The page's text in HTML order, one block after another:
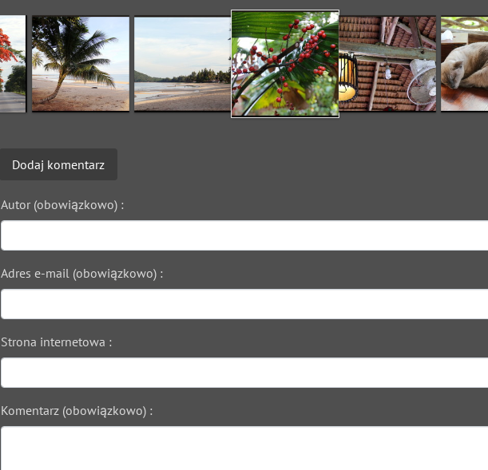
Dodaj komentarz
Autor (obowiązkowo) :
Adres e-mail (obowiązkowo) :
Strona internetowa :
Komentarz (obowiązkowo) :